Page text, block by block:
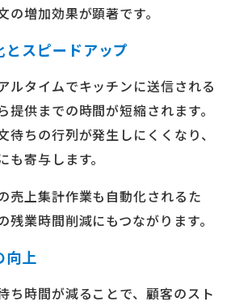
の増加効果が顕著です。
スピードアップ
ルタイムでキッチンに送信される
提供までの時間が短縮されます。
待ちの行列が発生しにくくなり、
寄与します。
売上集計作業も自動化されるた
残業時間削減にもつながります。
向上
ち時間が減ることで、顧客のスト